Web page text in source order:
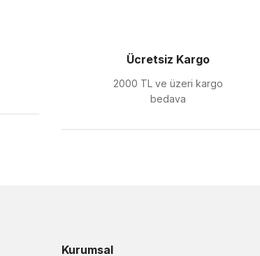
Ücretsiz Kargo
2000 TL ve üzeri kargo
bedava
Kurumsal